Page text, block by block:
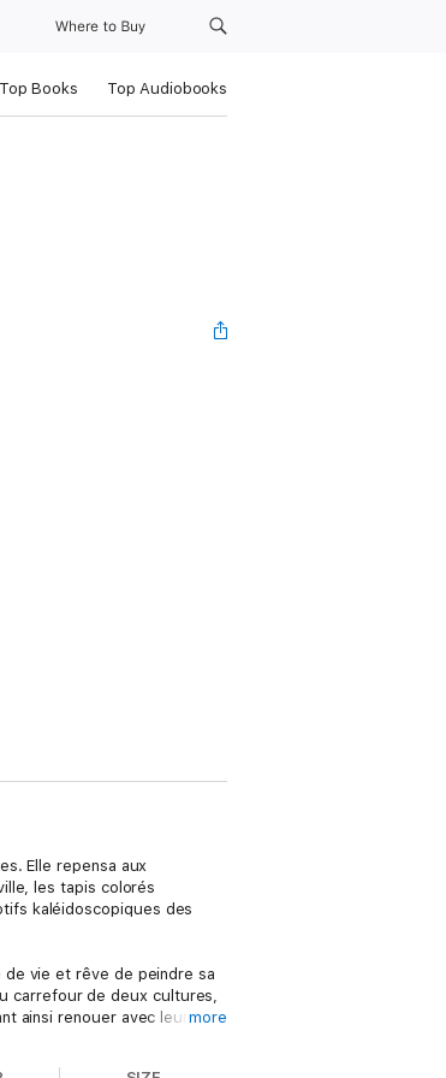
Where to Buy
Top Books Top Audiobooks
Elle repensa aux
les tapis colorés
kaléidoscopiques des
de vie et rêve de peindre sa
carrefour de deux cultures,
ainsi renouer avec leursmore